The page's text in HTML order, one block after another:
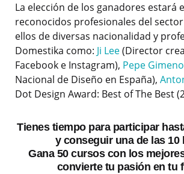
La elección de los ganadores estará
reconocidos profesionales del
ellos de diversas nacionalidad y
Domestika como: Ji Lee(Director
Facebook e Instagram), Pepe Gimeno
Nacional de Diseño en España),
Dot Design Award: Best of The Best
Tienes tiempo para participar
y conseguir una de las 10
Gana 50 cursos con los
convierte tu pasión en tu